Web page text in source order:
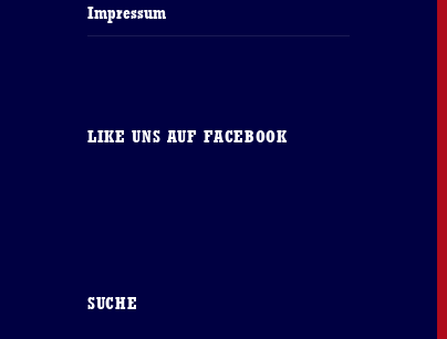
Impressum
LIKE UNS AUF FACEBOOK
SUCHE